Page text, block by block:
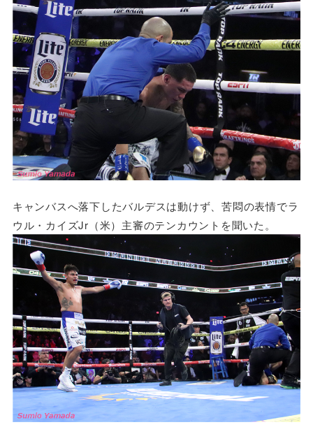
キャンバスへ落下したバルデスは動けず、苦悶の表情でラ
ウル・カイズJr（米）主審のテンカウントを聞いた。